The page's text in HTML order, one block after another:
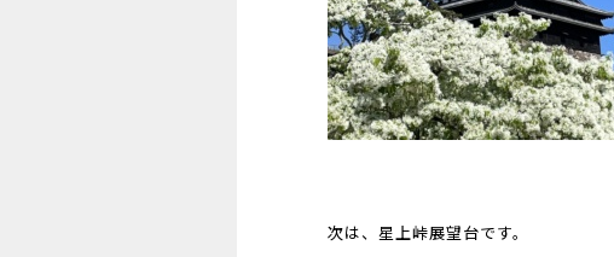
次は、星上峠展望台です。